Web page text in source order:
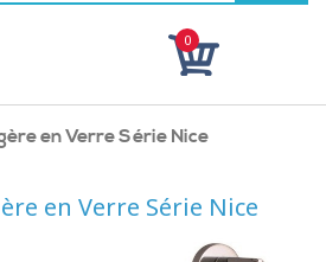
0
en Verre Série Nice
en Verre Série Nice